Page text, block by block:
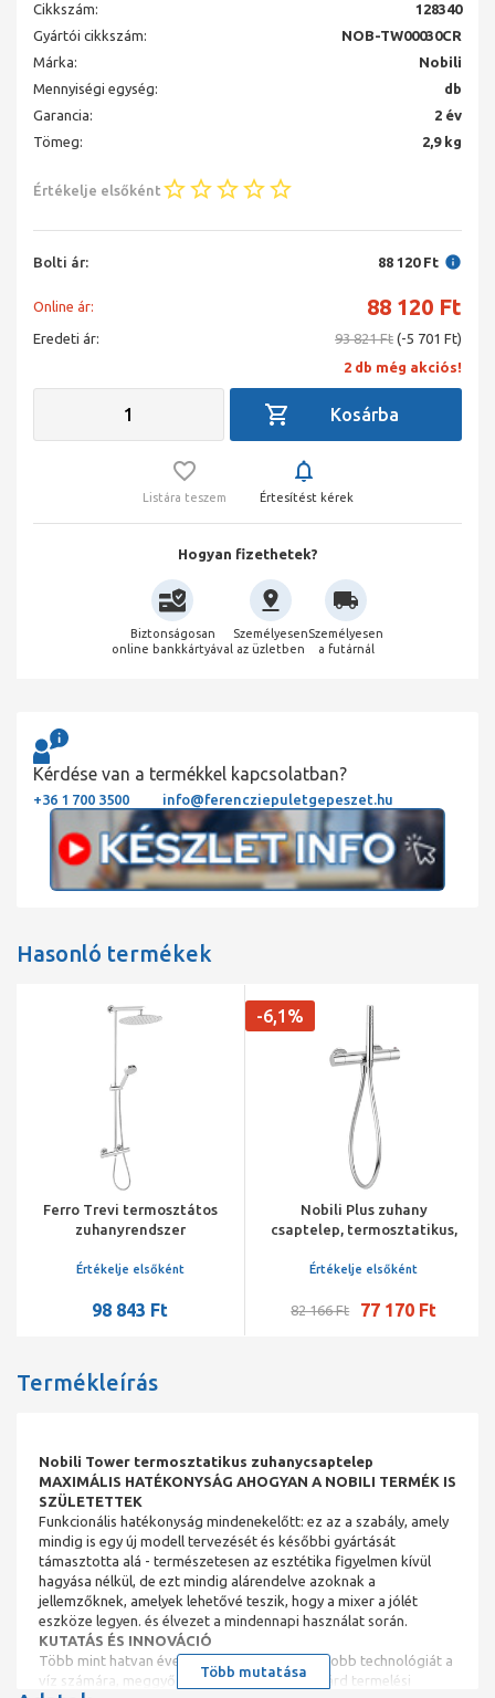
Cikkszám:
128340
Gyártói cikkszám:
NOB-TW00030CR
Márka:
Nobili
Mennyiségi egység:
db
Garancia:
2 év
Tömeg:
2,9 kg
Értékelje elsőként
Bolti ár: 88 120 Ft
Online ár: 88 120 Ft
Eredeti ár: 93 821 Ft (-5 701 Ft)
2 db még akciós!
Listára teszem Értesítést kérek
Hogyan fizethetek?
Biztonságosan
online bankkártyával
Személyesen
az üzletben
Személyesen
a futárnál
Kérdése van a termékkel kapcsolatban?
+36 1 700 3500 info@ferencziepuletgepeszet.hu
Hasonló termékek
Ferro Trevi termosztátos
zuhanyrendszer
kézizuhannyal, króm
Értékelje elsőként
98 843 Ft
Nobili Plus zuhany
csaptelep, termosztatikus,
-6,1%
Értékelje elsőként
82 166 Ft 77 170 Ft
Termékleírás
Nobili Tower termosztatikus zuhanycsaptelep
MAXIMÁLIS HATÉKONYSÁG AHOGYAN A NOBILI TERMÉK IS
SZÜLETETTEK
Funkcionális hatékonyság mindenekelőtt: ez az a szabály, amely
mindig is egy új modell tervezését és későbbi gyártását
támasztotta alá - természetesen az esztétika figyelmen kívül
hagyása nélkül, de ezt mindig alárendelve azoknak a
jellemzőknek, amelyek lehetővé teszik, hogy a mixer a jólét
eszköze legyen. és élvezet a mindennapi használat során.
KUTATÁS ÉS INNOVÁCIÓ
Több mint hatvan éve tervezzük a lehető legjobb technológiát a
víz számára, meggyőződésünk, hogy avantgárd termelési
Több mutatása